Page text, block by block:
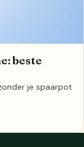
beste
je spaarpot